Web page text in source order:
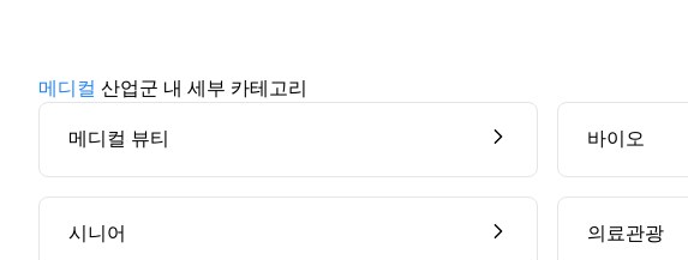
메디컬 산업군 내 세부 카테고리
메디컬 뷰티 바이오
시니어 의료관광